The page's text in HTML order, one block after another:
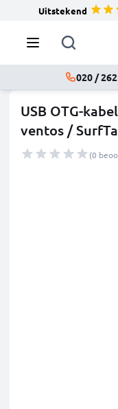
Uitstekend
020 /
USB OTG-
ventos /
(0